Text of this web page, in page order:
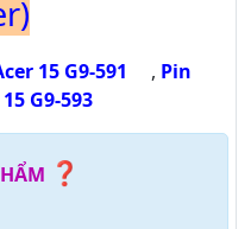
15 G9-591 , Pin
G9-593
❓